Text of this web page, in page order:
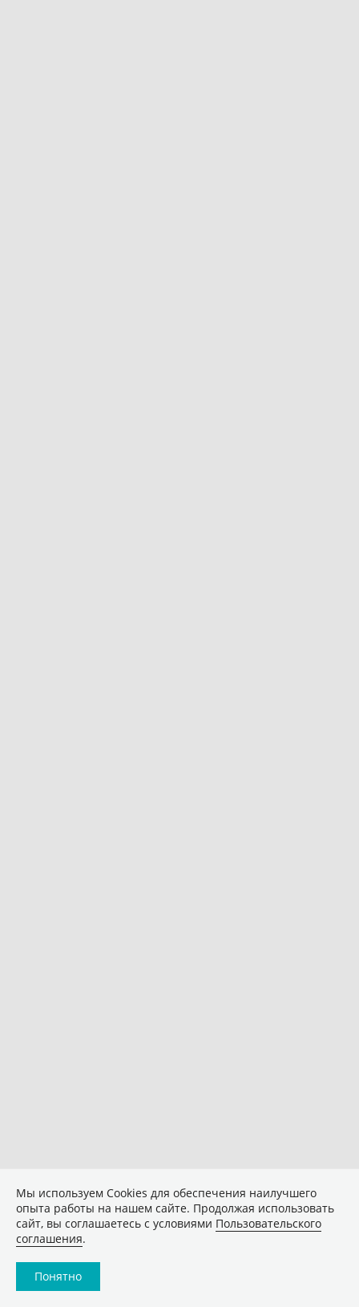
Мы используем Сookies для обеспечения наилучшего
опыта работы на нашем сайте. Продолжая использовать
сайт, вы соглашаетесь с условиями Пользовательского
соглашения.
Понятно